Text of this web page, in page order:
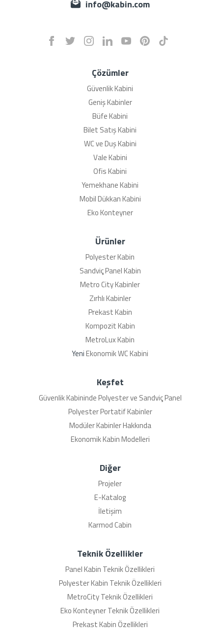
info@kabin.com
Çözümler
Güvenlik Kabini
Geniş Kabinler
Büfe Kabini
Bilet Satış Kabini
WC ve Duş Kabini
Vale Kabini
Ofis Kabini
Yemekhane Kabini
Mobil Dükkan Kabini
Eko Konteyner
Ürünler
Polyester Kabin
Sandviç Panel Kabin
Metro City Kabinler
Zırhlı Kabinler
Prekast Kabin
Kompozit Kabin
MetroLux Kabin
YeniEkonomik WC Kabini
Keşfet
Güvenlik Kabininde Polyester ve Sandviç Panel
Polyester Portatif Kabinler
Modüler Kabinler Hakkında
Ekonomik Kabin Modelleri
Diğer
Projeler
E-Katalog
İletişim
Karmod Cabin
Teknik Özellikler
Panel Kabin Teknik Özellikleri
Polyester Kabin Teknik Özellikleri
MetroCity Teknik Özellikleri
Eko Konteyner Teknik Özellikleri
Prekast Kabin Özellikleri